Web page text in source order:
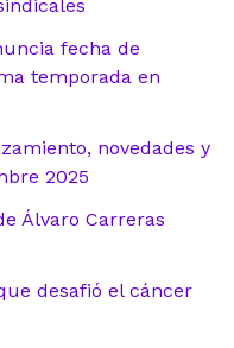
fecha de
temporada en
novedades y
2025
Álvaro Carreras
desafió el cáncer